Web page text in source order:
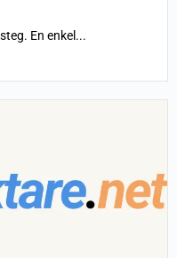
En enkel...